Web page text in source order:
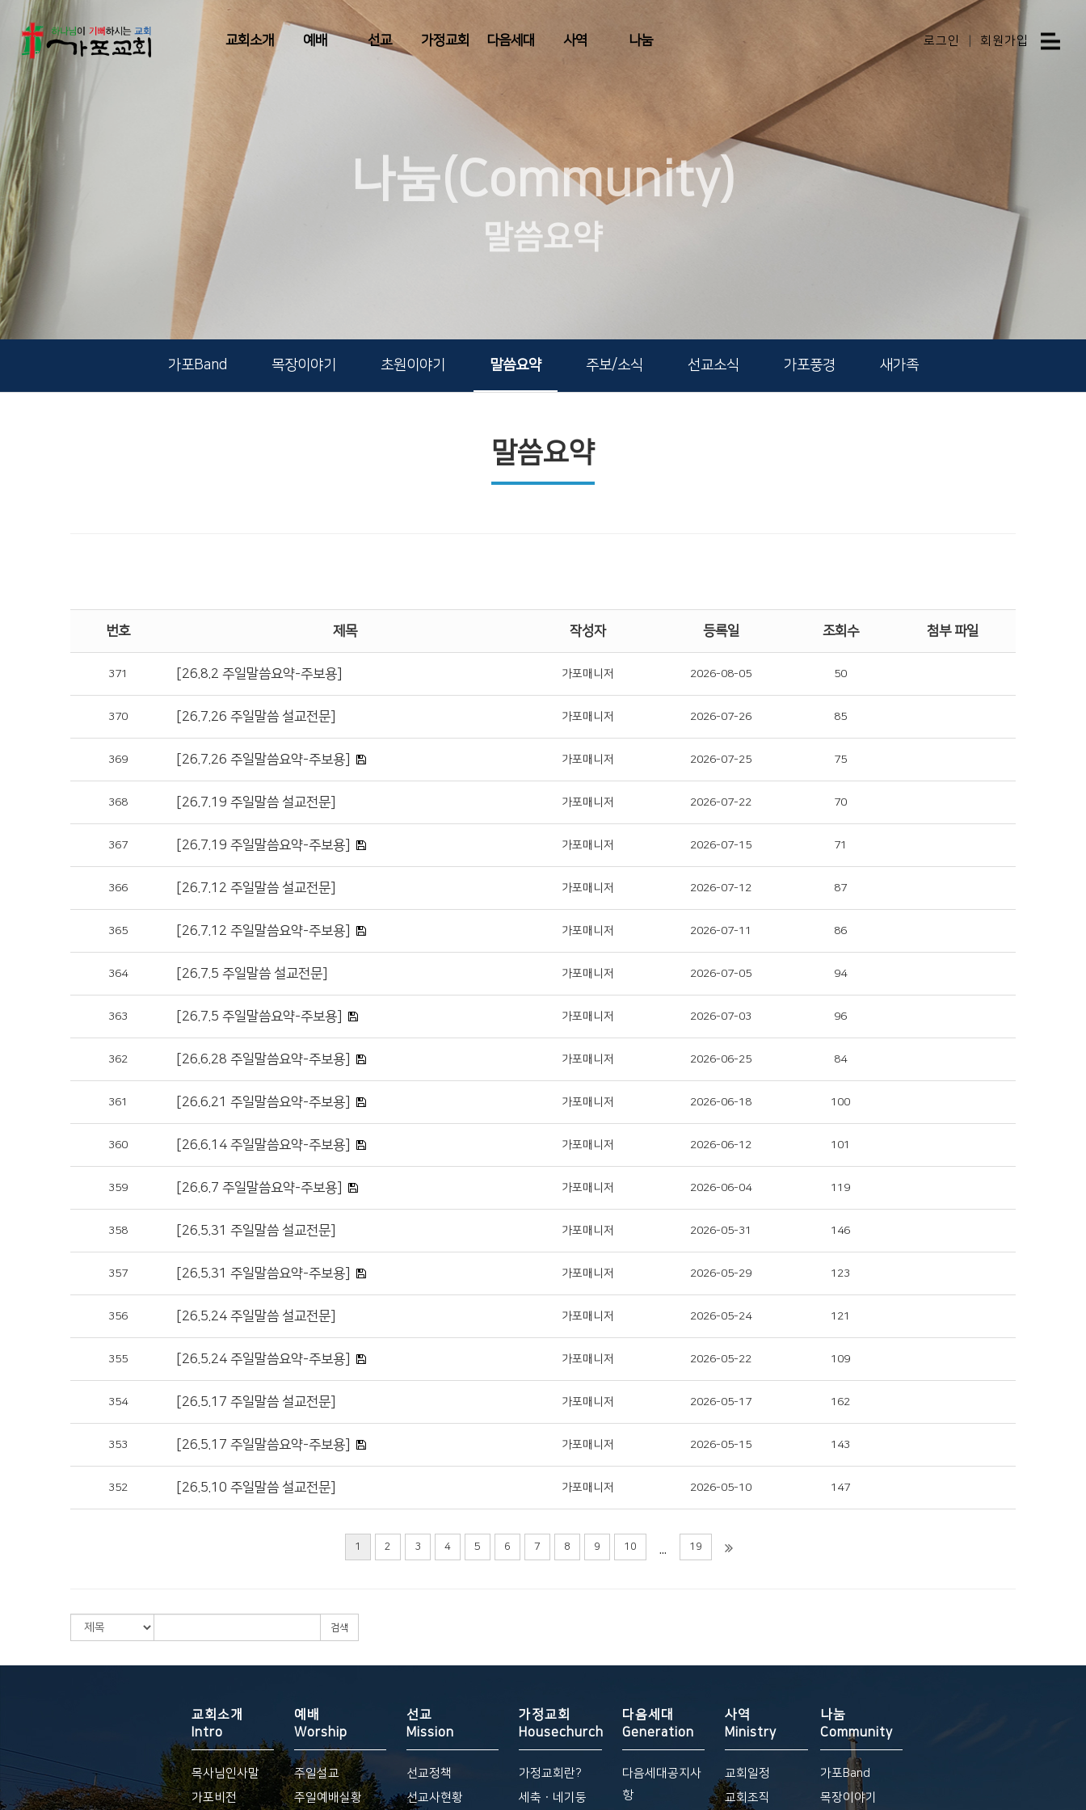
교회소개 예배 선교 가정교회 다음세대 사역 나눔 로그인 회원가입
나눔(Community)
말씀요약
가포Band 목장이야기 초원이야기 말씀요약 주보/소식 선교소식 가포풍경 새가족
말씀요약
번호 제목 작성자 등록일 조회수 첨부 파일
371 [26.8.2 주일말씀요약-주보용] 가포매니저 2026-08-05 50
370 [26.7.26 주일말씀 설교전문] 가포매니저 2026-07-26 85
369 [26.7.26 주일말씀요약-주보용] 가포매니저 2026-07-25 75
368 [26.7.19 주일말씀 설교전문] 가포매니저 2026-07-22 70
367 [26.7.19 주일말씀요약-주보용] 가포매니저 2026-07-15 71
366 [26.7.12 주일말씀 설교전문] 가포매니저 2026-07-12 87
365 [26.7.12 주일말씀요약-주보용] 가포매니저 2026-07-11 86
364 [26.7.5 주일말씀 설교전문] 가포매니저 2026-07-05 94
363 [26.7.5 주일말씀요약-주보용] 가포매니저 2026-07-03 96
362 [26.6.28 주일말씀요약-주보용] 가포매니저 2026-06-25 84
361 [26.6.21 주일말씀요약-주보용] 가포매니저 2026-06-18 100
360 [26.6.14 주일말씀요약-주보용] 가포매니저 2026-06-12 101
359 [26.6.7 주일말씀요약-주보용] 가포매니저 2026-06-04 119
358 [26.5.31 주일말씀 설교전문] 가포매니저 2026-05-31 146
357 [26.5.31 주일말씀요약-주보용] 가포매니저 2026-05-29 123
356 [26.5.24 주일말씀 설교전문] 가포매니저 2026-05-24 121
355 [26.5.24 주일말씀요약-주보용] 가포매니저 2026-05-22 109
354 [26.5.17 주일말씀 설교전문] 가포매니저 2026-05-17 162
353 [26.5.17 주일말씀요약-주보용] 가포매니저 2026-05-15 143
352 [26.5.10 주일말씀 설교전문] 가포매니저 2026-05-10 147
1 2 3 4 5 6 7 8 9 10 ... 19
검색
교회소개
Intro
목사님인사말
가포비전
예배
Worship
주일설교
주일예배실황
선교
Mission
선교정책
선교사현황
가정교회
Housechurch
가정교회란?
세축ㆍ네기둥
다음세대
Generation
다음세대공지사
항
사역
Ministry
교회일정
교회조직
나눔
Community
가포Band
목장이야기